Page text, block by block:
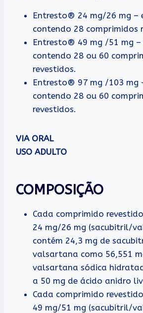
Entresto® 24 mg/26 mg –
contendo 28 comprimidos
Entresto® 49 mg /51 mg –
contendo 28 ou 60
revestidos.
Entresto® 97 mg /103 mg
contendo 28 ou 60
revestidos.
VIA ORAL
USO ADULTO
COMPOSIÇÃO
Cada comprimido
24 mg/26 mg (sacubitril/
contém 24,3 mg de
valsartana como 56,551
valsartana sódica
a 50 mg de ácido anidro
Cada comprimido
49 mg/51 mg (sacubitril/